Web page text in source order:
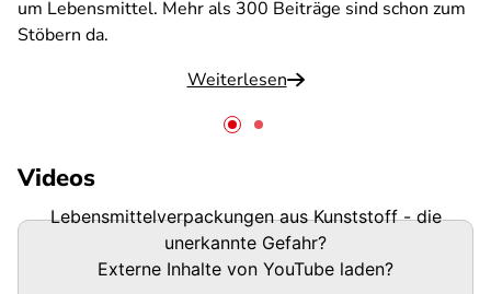
um Lebensmittel. Mehr als 300 Beiträge sind schon zum
Stöbern da.
Weiterlesen
Videos
Lebensmittelverpackungen aus Kunststoff - die
unerkannte Gefahr?
Externe Inhalte von YouTube laden?